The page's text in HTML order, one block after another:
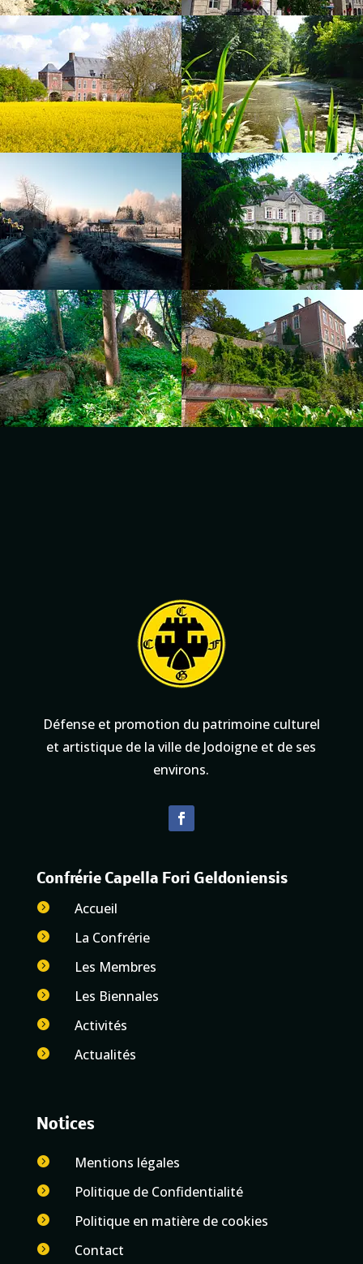
Défense et promotion du patrimoine culturel
et artistique de la ville de Jodoigne et de ses
environs.
Confrérie Capella Fori Geldoniensis
 Accueil
 La Confrérie
 Les Membres
 Les Biennales
 Activités
 Actualités
Notices
 Mentions légales
 Politique de Confidentialité
 Politique en matière de cookies
 Contact